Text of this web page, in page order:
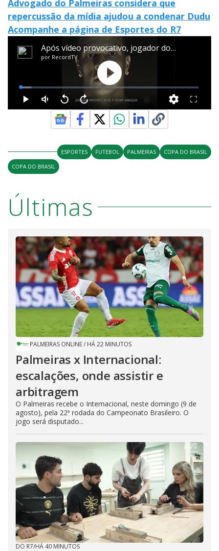
Advogado do Palmeiras considera que
repercussão da mídia ajudou a condenar Dudu
Acompanhe a página de Esportes do R7
ESPORTES FUTEBOL PALMEIRAS
COPA DO BRASIL
COPA DO BRASIL
Últimas
PALMEIRAS ONLINE/ HÁ 22 MINUTOS
Palmeiras x Internacional:
escalações, onde assistir e
arbitragem
O Palmeiras recebe o Internacional, neste domingo (9 de
agosto), pela 22ª rodada do Campeonato Brasileiro. O
jogo será disputado...
DO R7/HÁ 40 MINUTOS